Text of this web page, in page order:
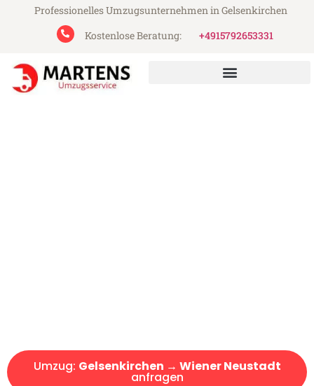
Professionelles Umzugsunternehmen in Gelsenkirchen
Kostenlose Beratung:
+4915792653331
Umzug: Gelsenkirchen → Wiener Neustadt
anfragen